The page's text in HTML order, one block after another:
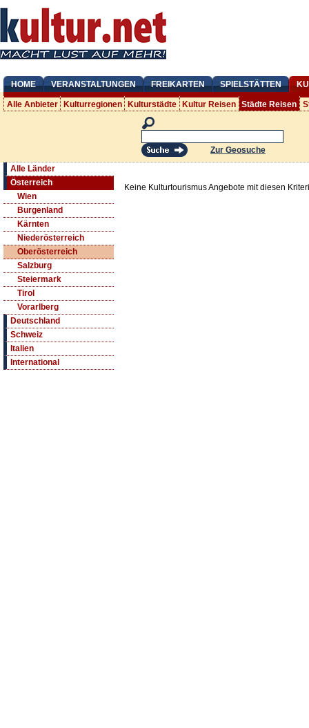
HOME VERANSTALTUNGEN FREIKARTEN SPIELSTÄTTEN
Alle Anbieter Kulturregionen Kulturstädte Kultur Reisen Städte Reisen
Zur Geosuche
Alle Länder
Österreich
Wien
Burgenland
Kärnten
Niederösterreich
Oberösterreich
Salzburg
Steiermark
Tirol
Vorarlberg
Deutschland
Schweiz
Italien
International
Keine Kulturtourismus Angebote mit diesen